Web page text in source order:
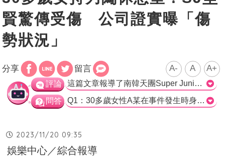
賢驚傳受傷 公司證實曝「傷
勢狀況」
分享 留言 A- A A+
評論 這篇文章報導了南韓天團Super Junior成員圭賢在音樂劇休息室遭受攻擊的事件。據報導，一名30多歲女性在昨天下午突然闖入更衣室，揮舞凶器攻擊演員，圭賢為了阻止對方而不慎受傷。警方已逮捕了嫌犯，但對於犯案動機仍在進行調查。 這起事件令人震驚，尤其是因為該女性與演員們並沒有相識的關係。警方將需要仔細調查，以了解她為何進行這樣的攻擊行為。這種情況下，保安措施的重要性被再次凸顯。 圭賢的傷勢是否嚴重，目前還沒有得到詳細報導。然而，他出面制止對方的行為，顯示了他對於保護演員和周圍人的責任感。他的舉動值得稱讚。 儘管這樣的事件令人擔憂，但我們應該相信當地警方能夠進行徹底的調查。這不僅是為了保護演藝圈的安全，也是為了維護公眾的信心和對公共場所安全的信任。>
問答 Q1：30多歲女性A某在事件發生時身處何處？ a. 音樂劇舞台上 b. 音樂劇休息室 c. 化妝間 d. 演員更衣室 正確答案：b. 音樂劇休息室 Q2：圭賢為什麼受傷？ a. 被A某攻擊 b. 不小心跌倒 c. 和其他演員發生口角 d. 演出時受傷 正確答案：a. 被A某攻擊 Q3：警方調查後發現A某與演員們的關係如何？ a. 是圭賢的粉絲 b. 是其他成員的家人 c. 並不認識演員們 d. 有演員在表演前和她發生衝突 正確答案：c. 並不認識演員們
2023/11/20 09:35
娛樂中心／綜合報導